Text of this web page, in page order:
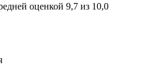
оценкой 9,7 из 10,0